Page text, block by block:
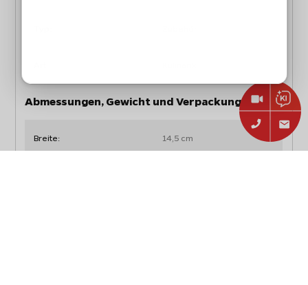
Abmessungen, Gewicht und Verpackung
Breite: 14,5 cm